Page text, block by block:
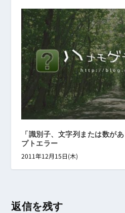
「識別子、文字列または数が
プトエラー
2011年12月15日(木)
返信を残す